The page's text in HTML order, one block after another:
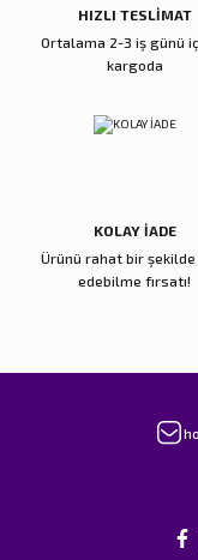
HIZLI TESLİMAT
Ortalama 2-3 iş günü
kargoda
KOLAY İADE
Ürünü rahat bir şekilde
edebilme fırsatı!